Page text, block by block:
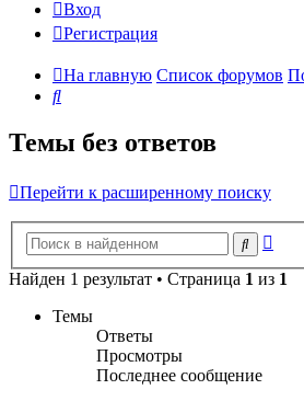
Вход
Регистрация
На главную Список форумов
Поиск
Темы без ответов
Перейти к расширенному поиску
Поиск
Найден 1 результат • Страница 1 из 1
Темы
Ответы
Просмотры
Последнее сообщение